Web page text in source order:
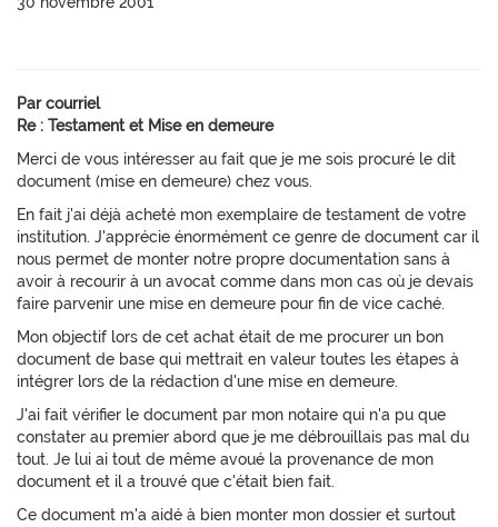
Par courriel
Re : Testament et Mise en demeure
Merci de vous intéresser au fait que je me sois procuré le dit
document (mise en demeure) chez vous.
En fait j'ai déjà acheté mon exemplaire de testament de votre
institution. J'apprécie énormément ce genre de document car il
nous permet de monter notre propre documentation sans à
avoir à recourir à un avocat comme dans mon cas où je devais
faire parvenir une mise en demeure pour fin de vice caché.
Mon objectif lors de cet achat était de me procurer un bon
document de base qui mettrait en valeur toutes les étapes à
intégrer lors de la rédaction d'une mise en demeure.
J'ai fait vérifier le document par mon notaire qui n'a pu que
constater au premier abord que je me débrouillais pas mal du
tout. Je lui ai tout de même avoué la provenance de mon
document et il a trouvé que c'était bien fait.
Ce document m'a aidé à bien monter mon dossier et surtout